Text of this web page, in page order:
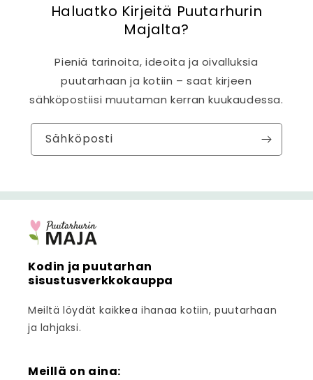
Haluatko Kirjeitä Puutarhurin
Majalta?
Pieniä tarinoita, ideoita ja oivalluksia
puutarhaan ja kotiin – saat kirjeen
sähköpostiisi muutaman kerran kuukaudessa.
Sähköposti
Kodin ja puutarhan
sisustusverkkokauppa
Meiltä löydät kaikkea ihanaa kotiin, puutarhaan
ja lahjaksi.
Meillä on aina: